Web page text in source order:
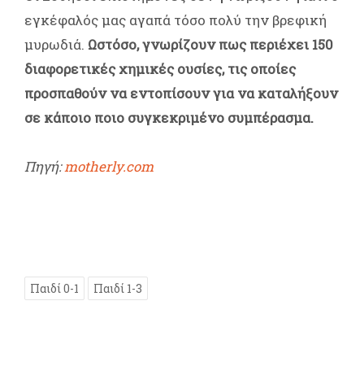
εγκέφαλός μας αγαπά τόσο πολύ την βρεφική
μυρωδιά. Ωστόσο, γνωρίζουν πως περιέχει 150
διαφορετικές χημικές ουσίες, τις οποίες
προσπαθούν να εντοπίσουν για να καταλήξουν
σε κάποιο ποιο συγκεκριμένο συμπέρασμα.
Πηγή:motherly.com
Παιδί 0-1 Παιδί 1-3